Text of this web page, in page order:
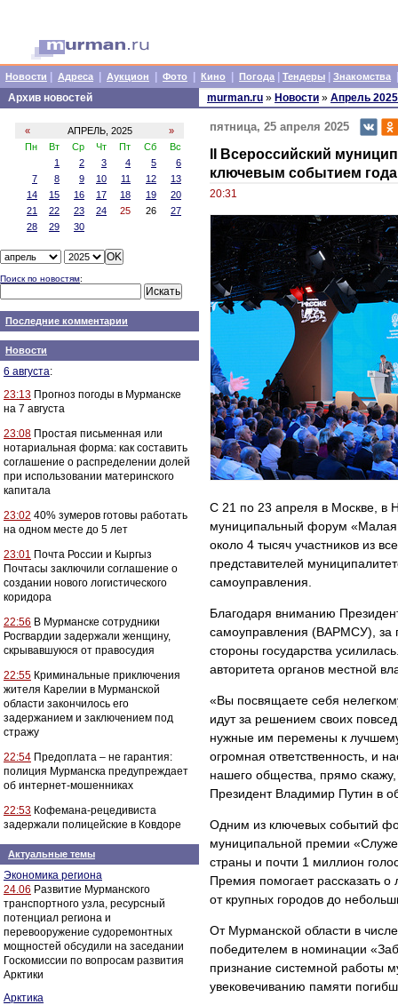
Новости Адреса Аукцион Фото Кино Погода Тендеры Знакомства
Архив новостей
« АПРЕЛЬ, 2025
»
Пн
Вт Ср Чт Пт Сб
Вс
1
2 3 4 5
6
7
8 9 10 11 12
13
14
15 16 17 18 19
20
21
22 23 24 25 26
27
28
29 30
Поиск по новостям:
Последние комментарии
Новости
6 августа:
23:13 Прогноз погоды в Мурманске
на 7 августа
23:08 Простая письменная или
нотариальная форма: как составить
соглашение о распределении долей
при использовании материнского
капитала
23:02 40% зумеров готовы работать
на одном месте до 5 лет
23:01 Почта России и Кыргыз
Почтасы заключили соглашение о
создании нового логистического
коридора
22:56 В Мурманске сотрудники
Росгвардии задержали женщину,
скрывавшуюся от правосудия
22:55 Криминальные приключения
жителя Карелии в Мурманской
области закончилось его
задержанием и заключением под
стражу
22:54 Предоплата – не гарантия:
полиция Мурманска предупреждает
об интернет-мошенниках
22:53 Кофемана-рецедивиста
задержали полицейские в Ковдоре
Актуальные темы
Экономика региона
24.06 Развитие Мурманского
транспортного узла, ресурсный
потенциал региона и
перевооружение судоремонтных
мощностей обсудили на заседании
Госкомиссии по вопросам развития
Арктики
Арктика
murman.ru » Новости » Апрель 2025
пятница, 25 апреля 2025
II Всероссийский
ключевым событием
20:31
С 21 по 23 апреля в Москве, в
муниципальный форум
около 4 тысяч участников из
представителей
самоуправления.
Благодаря вниманию
самоуправления (ВАРМСУ), за
стороны государства
авторитета органов местной
«Вы посвящаете себя
идут за решением своих
нужные им перемены к
огромная ответственность, и
нашего общества, прямо
Президент Владимир Путин в
Одним из ключевых событий
муниципальной премии
страны и почти 1 миллион
Премия помогает рассказать
от крупных городов до
От Мурманской области в
победителем в номинации
признание системной работы
увековечиванию памяти